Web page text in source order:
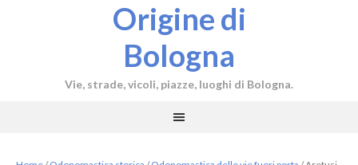
Origine di
Bologna
Vie, strade, vicoli, piazze, luoghi di Bologna.